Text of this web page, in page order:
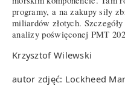
programy, a na zakupy siły
miliardów złotych.
analizy poświęconej PMT
Krzysztof Wilewski
autor zdjęć: Lockheed